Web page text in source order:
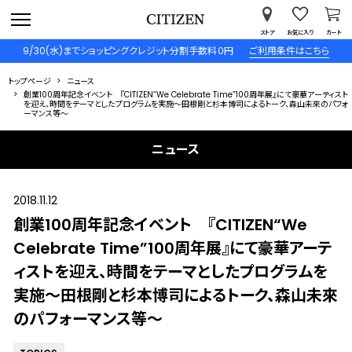
9/30(水)までショッピングクレジット分割手数料０円 ご利用条件はこちら
ストア お気に入り カート
トップページ
ニュース
創業100周年記念イベント 『CITIZEN“We Celebrate Time”100周年展』にて豪華アーティスト
を迎え、時間をテーマとしたプログラムを実施～田根剛と杉本博司によるトーク、森山未來のパフォ
ーマンス等～
ニュース
2018.11.12
創業100周年記念イベント 『CITIZEN“We
Celebrate Time”100周年展』にて豪華アーテ
ィストを迎え、時間をテーマとしたプログラムを
実施～田根剛と杉本博司によるトーク、森山未來
のパフォーマンス等～